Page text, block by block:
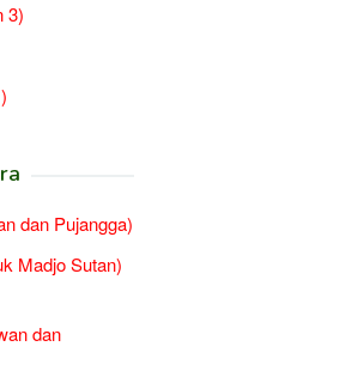
3)
dan Pujangga)
Madjo Sutan)
dan